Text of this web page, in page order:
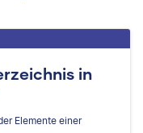
in
Elemente einer